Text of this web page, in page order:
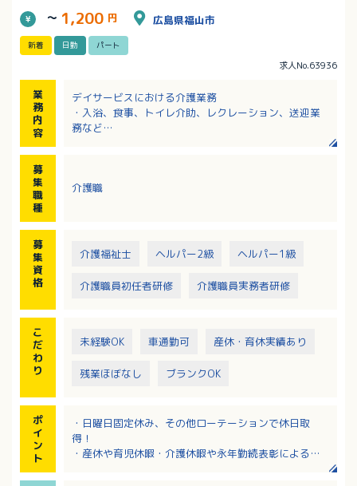
～ 1,200 円 広島県福山市
新着 日勤 パート
求人No.63936
業
務
内
容
デイサービスにおける介護業務
・入浴、食事、トイレ介助、レクレーション、送迎業
務など
募
集
職
種
介護職
募
集
資
格
介護福祉士 ヘルパー2級 ヘルパー1級
介護職員初任者研修 介護職員実務者研修
こ
だ
わ
り
未経験OK 車通勤可 産休・育休実績あり
残業ほぼなし ブランクOK
ポ
イ
ン
ト
・日曜日固定休み、その他ローテーションで休日取
得！
・産休や育児休暇・介護休暇や永年勤続表彰によるリ